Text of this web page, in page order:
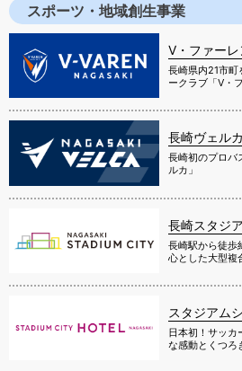
スポーツ・地域創生事業
V・ファー
長崎県内21市町
ークラブ「V・
長崎ヴェルカ
長崎初のプロバ
ルカ」
長崎スタジ
長崎駅から徒歩
心とした大型複
スタジアム
日本初！サッカ
な感動とくつろ